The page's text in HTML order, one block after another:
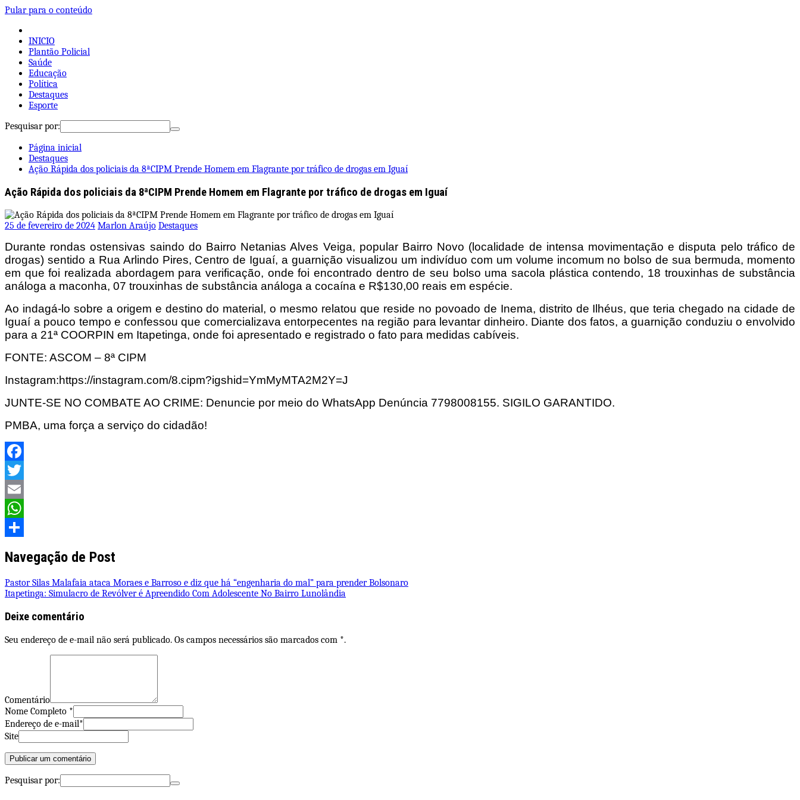
Pular para o conteúdo
INICIO
Plantão Policial
Saúde
Educação
Política
Destaques
Esporte
Pesquisar por:
Página inicial
Destaques
Ação Rápida dos policiais da 8ªCIPM Prende Homem em Flagrante por tráfico de drogas em Iguaí
Ação Rápida dos policiais da 8ªCIPM Prende Homem em Flagrante por tráfico de drogas em Iguaí
25 de fevereiro de 2024 Marlon Araújo Destaques
Durante rondas ostensivas saindo do Bairro Netanias Alves Veiga, popular Bairro Novo (localidade de intensa movimentação e disputa pelo tráfico de
drogas) sentido a Rua Arlindo Pires, Centro de Iguaí, a guarnição visualizou um indivíduo com um volume incomum no bolso de sua bermuda, momento
em que foi realizada abordagem para verificação, onde foi encontrado dentro de seu bolso uma sacola plástica contendo, 18 trouxinhas de substância
análoga a maconha, 07 trouxinhas de substância análoga a cocaína e R$130,00 reais em espécie.
Ao indagá-lo sobre a origem e destino do material, o mesmo relatou que reside no povoado de Inema, distrito de Ilhéus, que teria chegado na cidade de
Iguaí a pouco tempo e confessou que comercializava entorpecentes na região para levantar dinheiro. Diante dos fatos, a guarnição conduziu o envolvido
para a 21ª COORPIN em Itapetinga, onde foi apresentado e registrado o fato para medidas cabíveis.
FONTE: ASCOM – 8ª CIPM
Instagram:https://instagram.com/8.cipm?igshid=YmMyMTA2M2Y=J
JUNTE-SE NO COMBATE AO CRIME: Denuncie por meio do WhatsApp Denúncia 7798008155. SIGILO GARANTIDO.
PMBA, uma força a serviço do cidadão!
Facebook
Twitter
Email
WhatsApp
Navegação de Post
Pastor Silas Malafaia ataca Moraes e Barroso e diz que há “engenharia do mal” para prender Bolsonaro
Itapetinga: Simulacro de Revólver é Apreendido Com Adolescente No Bairro Lunolândia
Deixe comentário
Seu endereço de e-mail não será publicado. Os campos necessários são marcados com *.
Comentário
Nome Completo *
Endereço de e-mail*
Site
Pesquisar por: